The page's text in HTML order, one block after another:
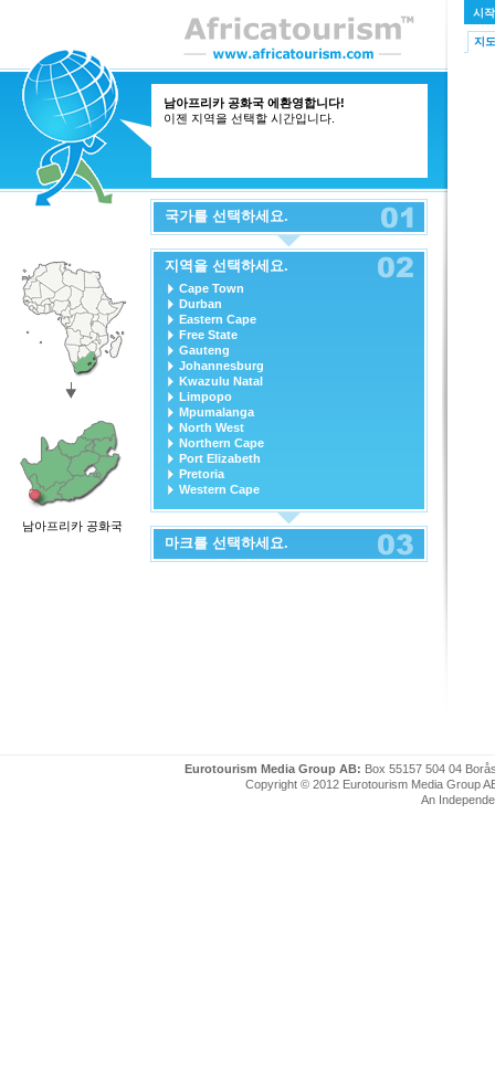
남아프리카 공화국 에환영합니다!
이젠 지역을 선택할 시간입니다.
남아프리카 공화국
국가를 선택하세요.
지역을 선택하세요.
Cape Town
Durban
Eastern Cape
Free State
Gauteng
Johannesburg
Kwazulu Natal
Limpopo
Mpumalanga
North West
Northern Cape
Port Elizabeth
Pretoria
Western Cape
마크를 선택하세요.
시작
지도
Eurotourism Media Group AB: Box 55157 504 04
Copyright © 2012 Eurotourism Media Group
An